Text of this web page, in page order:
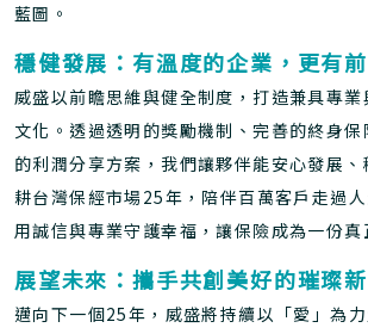
藍圖。
穩健發展：有溫度的企業，更有
威盛以前瞻思維與健全制度，打造兼具專
文化。透過透明的獎勵機制、完善的終身
的利潤分享方案，我們讓夥伴能安心發展
耕台灣保經市場25年，陪伴百萬客戶走過人
用誠信與專業守護幸福，讓保險成為一份真
展望未來：攜手共創美好的璀璨
邁向下一個25年，威盛將持續以「愛」為